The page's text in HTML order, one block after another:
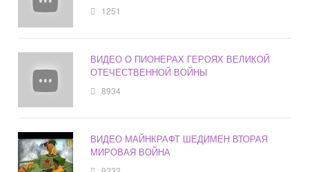
1251
ВИДЕО О ПИОНЕРАХ ГЕРОЯХ ВЕЛИКОЙ
ОТЕЧЕСТВЕННОЙ ВОЙНЫ
8934
ВИДЕО МАЙНКРАФТ ШЕДИМЕН ВТОРАЯ
МИРОВАЯ ВОЙНА